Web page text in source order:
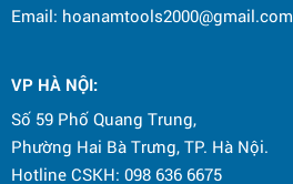
Email: hoanamtools2000@gmail.com
VP HÀ NỘI:
Số 59 Phố Quang Trung,
Phường Hai Bà Trưng, TP. Hà Nội.
Hotline CSKH: 098 636 6675